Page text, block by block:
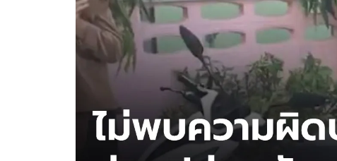
สงวนลิขสิทธิ์ © 2569 บริษัท อิมเมจ ฟิวเจอร์ (ประเทศไทย) จำกัด